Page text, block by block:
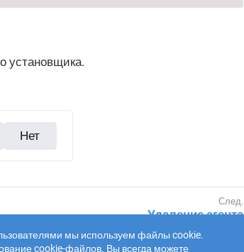
установщика.
Нет
Удаление агента
мы используем файлы cookie.
cookie-файлов. Вы всегда можете